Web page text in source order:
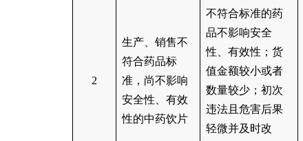
2
生产、销售不
符合药品标
准，尚不影响
安全性、有效
性的中药饮片
不符合标准的药
品不影响安全
性、有效性；货
值金额较小或者
数量较少；初次
违法且危害后果
轻微并及时改